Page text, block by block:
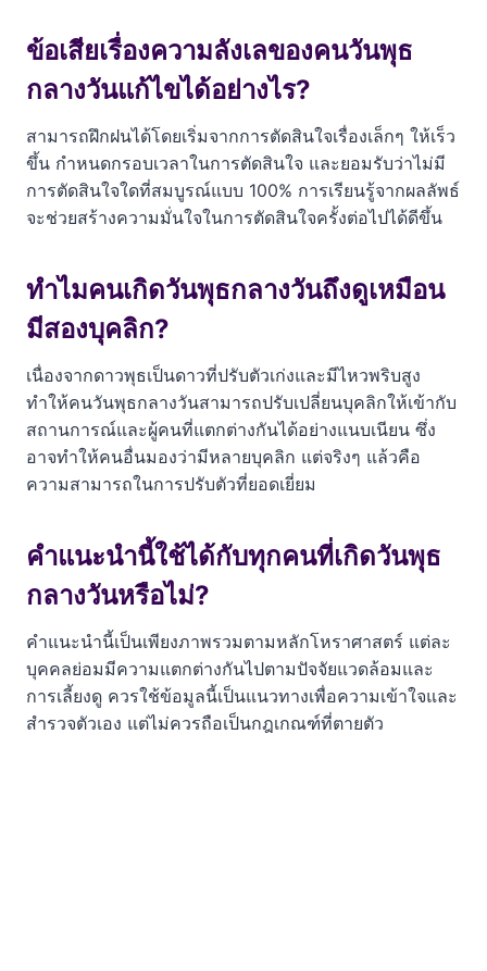
ข้อเสียเรื่องความลังเลของคนวันพุธ
กลางวันแก้ไขได้อย่างไร?
สามารถฝึกฝนได้โดยเริ่มจากการตัดสินใจเรื่องเล็กๆ ให้เร็ว
ขึ้น กำหนดกรอบเวลาในการตัดสินใจ และยอมรับว่าไม่มี
การตัดสินใจใดที่สมบูรณ์แบบ 100% การเรียนรู้จากผลลัพธ์
จะช่วยสร้างความมั่นใจในการตัดสินใจครั้งต่อไปได้ดีขึ้น
ทำไมคนเกิดวันพุธกลางวันถึงดูเหมือน
มีสองบุคลิก?
เนื่องจากดาวพุธเป็นดาวที่ปรับตัวเก่งและมีไหวพริบสูง
ทำให้คนวันพุธกลางวันสามารถปรับเปลี่ยนบุคลิกให้เข้ากับ
สถานการณ์และผู้คนที่แตกต่างกันได้อย่างแนบเนียน ซึ่ง
อาจทำให้คนอื่นมองว่ามีหลายบุคลิก แต่จริงๆ แล้วคือ
ความสามารถในการปรับตัวที่ยอดเยี่ยม
คำแนะนำนี้ใช้ได้กับทุกคนที่เกิดวันพุธ
กลางวันหรือไม่?
คำแนะนำนี้เป็นเพียงภาพรวมตามหลักโหราศาสตร์ แต่ละ
บุคคลย่อมมีความแตกต่างกันไปตามปัจจัยแวดล้อมและ
การเลี้ยงดู ควรใช้ข้อมูลนี้เป็นแนวทางเพื่อความเข้าใจและ
สำรวจตัวเอง แต่ไม่ควรถือเป็นกฎเกณฑ์ที่ตายตัว